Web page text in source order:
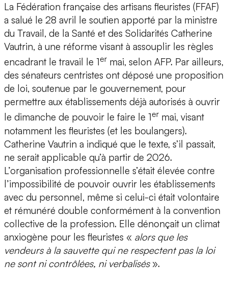
La Fédération française des artisans fleuristes (FFAF)
a salué le 28 avril le soutien apporté par la ministre
du Travail, de la Santé et des Solidarités Catherine
Vautrin, à une réforme visant à assouplir les règles
encadrant le travail le 1er mai, selon AFP. Par ailleurs,
des sénateurs centristes ont déposé une proposition
de loi, soutenue par le gouvernement, pour
permettre aux établissements déjà autorisés à ouvrir
le dimanche de pouvoir le faire le 1er mai, visant
notamment les fleuristes (et les boulangers).
Catherine Vautrin a indiqué que le texte, s’il passait,
ne serait applicable qu’à partir de 2026.
L’organisation professionnelle s’était élevée contre
l’impossibilité de pouvoir ouvrir les établissements
avec du personnel, même si celui-ci était volontaire
et rémunéré double conformément à la convention
collective de la profession. Elle dénonçait un climat
anxiogène pour les fleuristes « alors que les
vendeurs à la sauvette qui ne respectent pas la loi
ne sont ni contrôlées, ni verbalisés».